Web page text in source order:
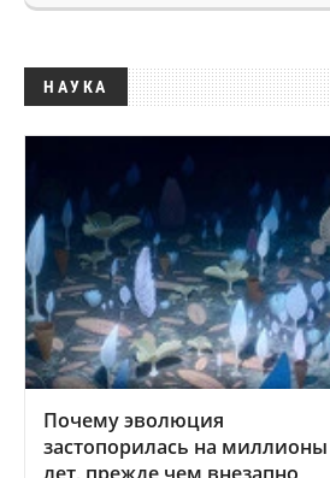
НАУКА
Почему эволюция
застопорилась на миллионы